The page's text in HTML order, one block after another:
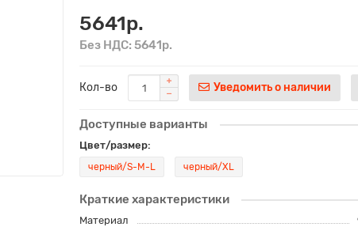
5641р.
Без НДС: 5641р.
Кол-во Уведомить о наличии
Доступные варианты
Цвет/размер:
черный/S-M-L черный/XL
Краткие характеристики
Материал